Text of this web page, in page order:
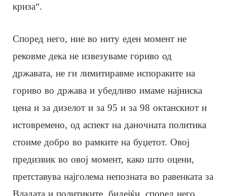
криза“.
Според него, ние во ниту еден момент не
рековме дека не извезуваме гориво од
државата, не ги лимитиравме испораките на
гориво во држава и убедливо имаме најниска
цена и за дизелот и за 95 и за 98 октанскиот и
истовремено, од аспект на даночната политика
стоиме добро во рамките на буџетот. Овој
предизвик во овој момент, како што оцени,
претставува најголема непозната во равенката за
Владата и политиките, бидејќи, според него,